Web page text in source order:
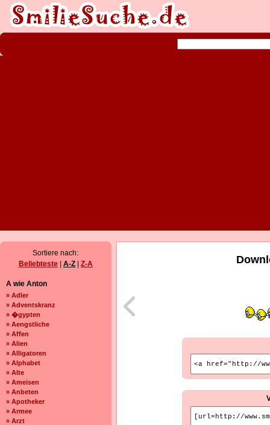
Sortiere nach:
Beliebteste
A-Z Z-A
A wie Anton
» Adler
» Adventskranz
» �gypten
» Aengstliche
» Affen
» Alien
» Alligatoren
» Alphabet
» Alte
» Ameisen
» Anbeten
» Apotheker
» Armee
» Arzt